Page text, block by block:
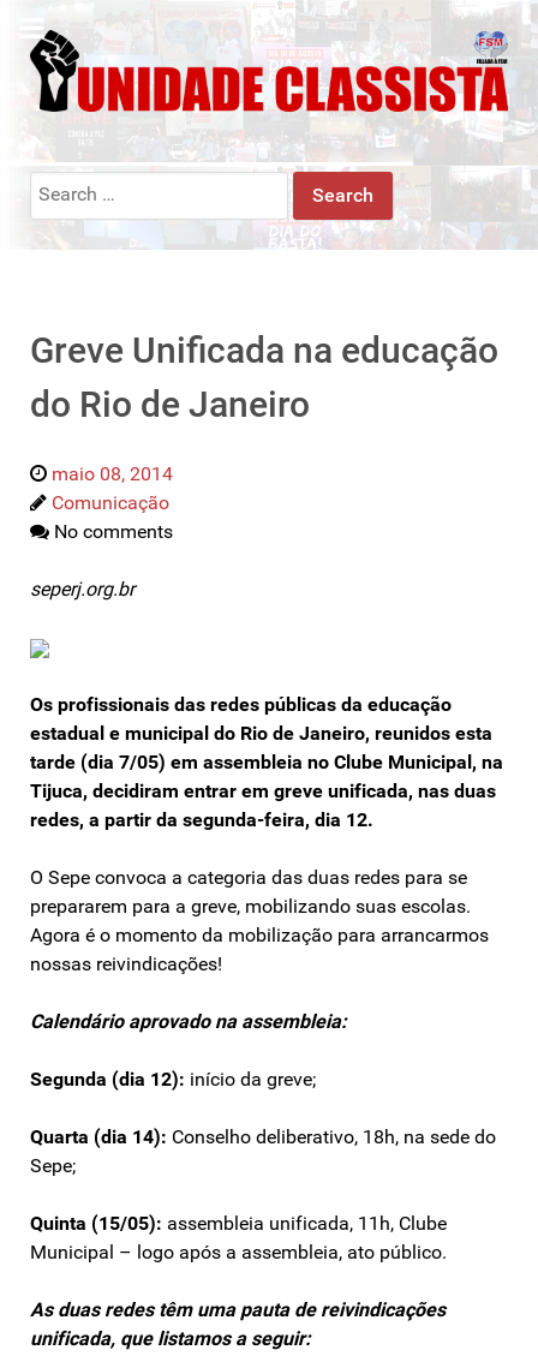
Search
Greve Unificada na educação
do Rio de Janeiro
maio 08, 2014
Comunicação
No comments
seperj.org.br
Os profissionais das redes públicas da educação
estadual e municipal do Rio de Janeiro, reunidos esta
tarde (dia 7/05) em assembleia no Clube Municipal, na
Tijuca, decidiram entrar em greve unificada, nas duas
redes, a partir da segunda-feira, dia 12.
O Sepe convoca a categoria das duas redes para se
prepararem para a greve, mobilizando suas escolas.
Agora é o momento da mobilização para arrancarmos
nossas reivindicações!
Calendário aprovado na assembleia:
Segunda (dia 12): início da greve;
Quarta (dia 14): Conselho deliberativo, 18h, na sede do
Sepe;
Quinta (15/05): assembleia unificada, 11h, Clube
Municipal – logo após a assembleia, ato público.
As duas redes têm uma pauta de reivindicações
unificada, que listamos a seguir: